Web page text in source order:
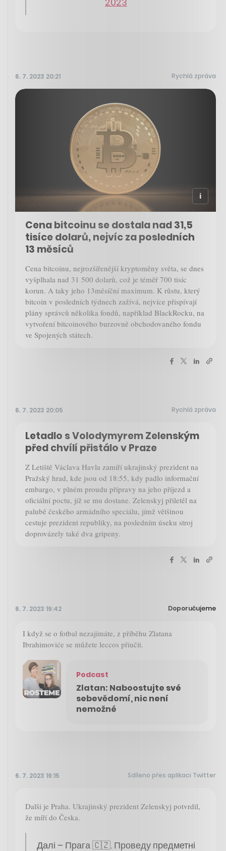
6. 7. 2023 20:21 Rychlá zpráva
Cena bitcoinu se dostala nad 31,5
tisíce dolarů, nejvíc za posledních
13 měsíců
Cena bitcoinu, nejrozšířenější kryptoměny světa, se dnes
vyšplhala nad 31 500 dolarů, což je téměř 700 tisíc
korun. A taky jeho 13měsíční maximum. K růstu, který
bitcoin v posledních týdnech zažívá, nejvíce přispívají
plány správců několika fondů, například BlackRocku, na
vytvoření bitcoinového burzovně obchodovaného fondu
ve Spojených státech.
6. 7. 2023 20:05 Rychlá zpráva
Letadlo s Volodymyrem Zelenským
před chvílí přistálo v Praze
Z Letiště Václava Havla zamíří ukrajinský prezident na
Pražský hrad, kde jsou od 18:55, kdy padlo informační
embargo, v plném proudu přípravy na jeho příjezd a
oficiální poctu, jíž se mu dostane. Zelenskyj přiletěl na
palubě českého armádního speciálu, jímž většinou
cestuje prezident republiky, na posledním úseku stroj
doprovázely také dva gripeny.
6. 7. 2023 19:42 Doporučujeme
I když se o fotbal nezajímáte, z příběhu Zlatana
Ibrahimoviće se můžete leccos přiučit.
Podcast
Zlatan: Naboostujte své
sebevědomí, nic není
nemožné
6. 7. 2023 19:15 Sdíleno přes aplikaci Twitter
Další je Praha. Ukrajinský prezident Zelenskyj potvrdil,
že míří do Česka.
Далі – Прага 🇨🇿. Проведу предметні